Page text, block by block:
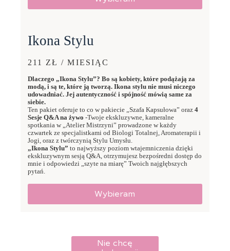
Ikona Stylu
211 ZŁ / MIESIĄC
Dlaczego „Ikona Stylu”? Bo są kobiety, które podążają za
modą, i są te, które ją tworzą. Ikona stylu nie musi niczego
udowadniać. Jej autentyczność i spójność mówią same za
siebie.
Ten pakiet oferuje to co w pakiecie „Szafa Kapsułowa” oraz 4
Sesje Q&A na żywo -Twoje ekskluzywne, kameralne
spotkania w „Atelier Mistrzyni” prowadzone w każdy
czwartek ze specjalistkami od Biologi Totalnej, Aromaterapii i
Jogi, oraz z twórczynią Stylu Umysłu.
„Ikona Stylu” to najwyższy poziom wtajemniczenia dzięki
ekskluzywnym sesją Q&A, otrzymujesz bezpośredni dostęp do
mnie i odpowiedzi „szyte na miarę” Twoich najgłębszych
pytań.
Wybieram
Nie chcę